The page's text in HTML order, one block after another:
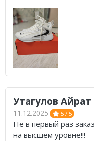
Утагулов Айрат
11.12.2025 5 / 5
Не в первый раз
на высшем уровне!!!